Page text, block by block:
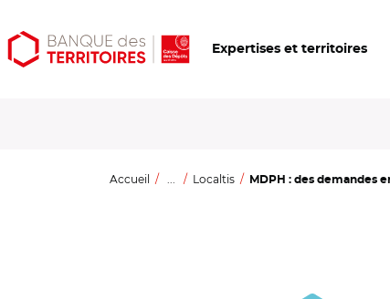
Aller
au
Aller
au
Ouvrir
les
Expertises et territoires
Accueil ... Localtis MDPH : des demandes